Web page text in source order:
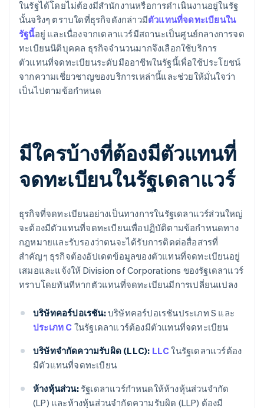
ในรัฐได้โดยไม่ต้องมีสำนักงานหรือการดำเนินงานอยู่ในรัฐ
นั้นจริงๆ ตราบใดที่ธุรกิจดังกล่าวมีตัวแทนที่จดทะเบียนใน
รัฐนี้อยู่ และเนื่องจากเดลาแวร์มีสถานะเป็นศูนย์กลางการจด
ทะเบียนนิติบุคคล ธุรกิจจำนวนมากจึงเลือกใช้บริการ
ตัวแทนที่จดทะเบียนระดับมืออาชีพในรัฐนี้เพื่อใช้ประโยชน์
จากความเชี่ยวชาญของบริการเหล่านี้และช่วยให้มั่นใจว่า
เป็นไปตามข้อกำหนด
มีใครบ้างที่ต้องมีตัวแทนที่
จดทะเบียนในรัฐเดลาแวร์
ธุรกิจที่จดทะเบียนอย่างเป็นทางการในรัฐเดลาแวร์ส่วนใหญ่
จะต้องมีตัวแทนที่จดทะเบียนเพื่อปฏิบัติตามข้อกำหนดทาง
กฎหมายและรับรองว่าตนจะได้รับการติดต่อสื่อสารที่
สำคัญๆ ธุรกิจต้องอัปเดตข้อมูลของตัวแทนที่จดทะเบียนอยู่
เสมอและแจ้งให้ Division of Corporations ของรัฐเดลาแวร์
ทราบโดยทันทีหากตัวแทนที่จดทะเบียนมีการเปลี่ยนแปลง
บริษัทคอร์ปอเรชัน:บริษัทคอร์ปอเรชันประเภท S และ
ประเภท C ในรัฐเดลาแวร์ต้องมีตัวแทนที่จดทะเบียน
บริษัทจำกัดความรับผิด (LLC): LLC ในรัฐเดลาแวร์ต้อง
มีตัวแทนที่จดทะเบียน
ห้างหุ้นส่วน:รัฐเดลาแวร์กำหนดให้ห้างหุ้นส่วนจำกัด
(LP) และห้างหุ้นส่วนจำกัดความรับผิด (LLP) ต้องมี